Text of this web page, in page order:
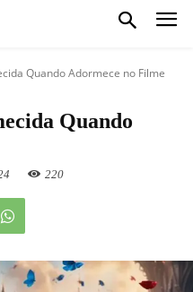
Quando Adormece no Filme
Quando
220